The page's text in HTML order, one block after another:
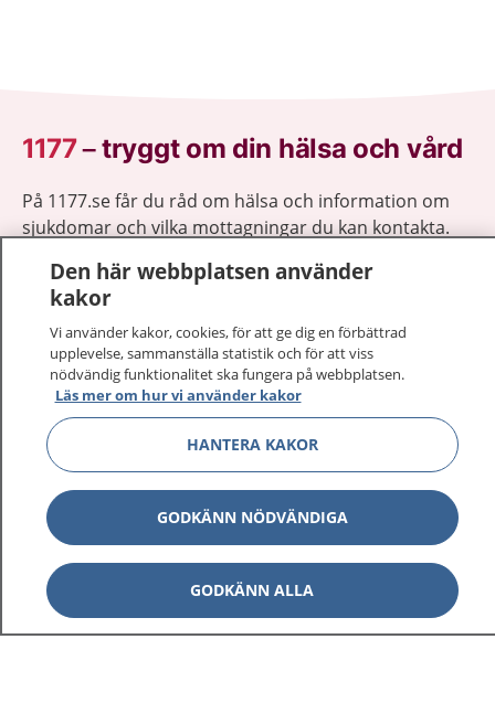
1177–tryggt om din hälsa och vård
På 1177.se får du råd om hälsa och information om
sjukdomar och vilka mottagningar du kan kontakta.
vårdärenden. Ring telefonnummer 1177 för
sjukvårdsrådgivning dygnet runt.
1177 ger dig råd när du vill må bättre.
Visa
Om 1177 Visa
Kontakt Visa
Den här webbplatsen använder
kakor
Vi använder kakor, cookies, för att ge dig en förbättrad
upplevelse, sammanställa statistik och för att viss
nödvändig funktionalitet ska fungera på webbplatsen.
Läs mer om hur vi använder kakor
HANTERA KAKOR
GODKÄNN NÖDVÄNDIGA
GODKÄNN ALLA